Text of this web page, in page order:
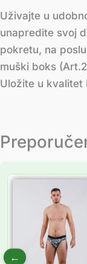
Uživajte u
unapredite svoj
pokretu, na
muški boks
Uložite u kvalitet
←